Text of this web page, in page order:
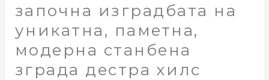
започна изградбата на
уникатна, паметна,
модерна станбена
зграда дестра хилс